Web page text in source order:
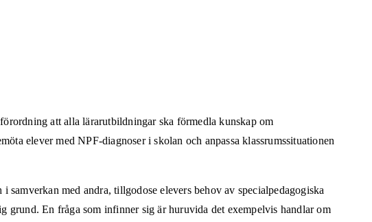
att alla lärarutbildningar ska förmedla kunskap om
elever med NPF-diagnoser i skolan och anpassa klassrumssituationen
med andra, tillgodose elevers behov av specialpedagogiska
grund. En fråga som infinner sig är huruvida det exempelvis handlar om